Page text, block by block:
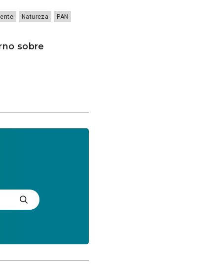
Natureza PAN
sobre